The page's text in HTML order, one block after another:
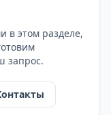
в этом разделе,
запрос.